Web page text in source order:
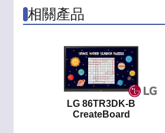
相關產品
LG 86TR3DK-B
CreateBoard